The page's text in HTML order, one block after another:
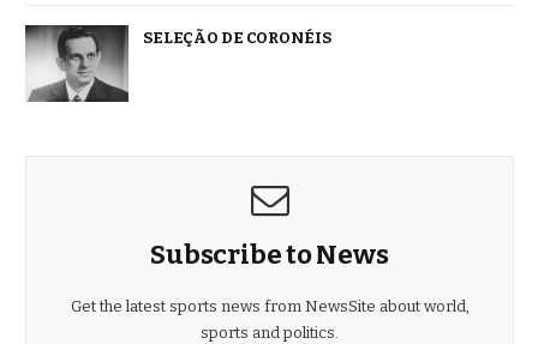
SELEÇÃO DE CORONÉIS
Subscribe to News
Get the latest sports news from NewsSite about world,
sports and politics.